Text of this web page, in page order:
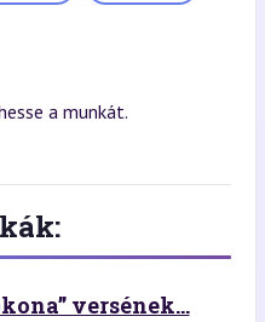
a munkát.
versének...